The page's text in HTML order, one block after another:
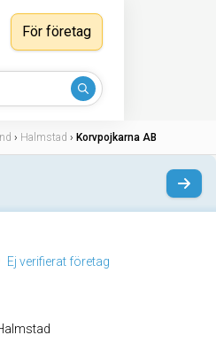
För företag
› Halmstad › Korvpojkarna AB
Ej verifierat företag
8, 302 62 Halmstad